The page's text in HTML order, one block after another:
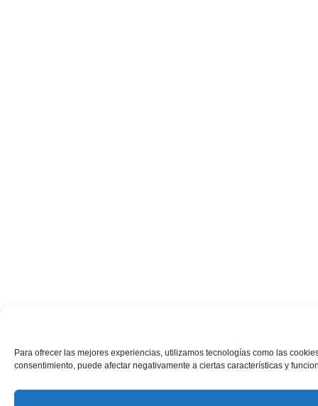
Para ofrecer las mejores experiencias, utilizamos tecnologías como las
consentimiento, puede afectar negativamente a ciertas características y